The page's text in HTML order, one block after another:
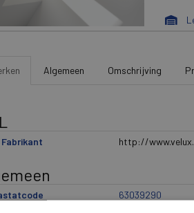
Algemeen Omschrijving
Fabrikant http://
63039290